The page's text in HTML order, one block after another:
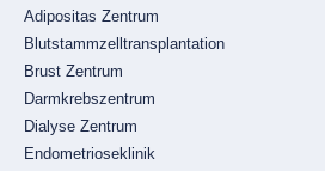
Navigation
überspringen
Adipositas Zentrum
Blutstammzelltransplantation
Brust Zentrum
Darmkrebszentrum
Dialyse Zentrum
Endometrioseklinik